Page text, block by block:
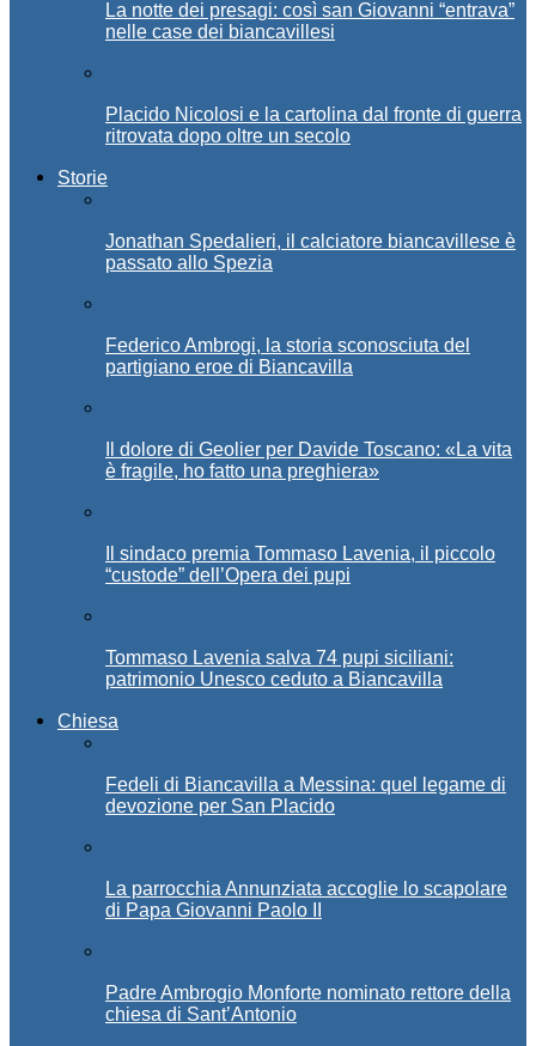
La notte dei presagi: così san Giovanni “entrava”
nelle case dei biancavillesi
Placido Nicolosi e la cartolina dal fronte di guerra
ritrovata dopo oltre un secolo
Storie
Jonathan Spedalieri, il calciatore biancavillese è
passato allo Spezia
Federico Ambrogi, la storia sconosciuta del
partigiano eroe di Biancavilla
Il dolore di Geolier per Davide Toscano: «La vita
è fragile, ho fatto una preghiera»
Il sindaco premia Tommaso Lavenia, il piccolo
“custode” dell’Opera dei pupi
Tommaso Lavenia salva 74 pupi siciliani:
patrimonio Unesco ceduto a Biancavilla
Chiesa
Fedeli di Biancavilla a Messina: quel legame di
devozione per San Placido
La parrocchia Annunziata accoglie lo scapolare
di Papa Giovanni Paolo II
Padre Ambrogio Monforte nominato rettore della
chiesa di Sant’Antonio